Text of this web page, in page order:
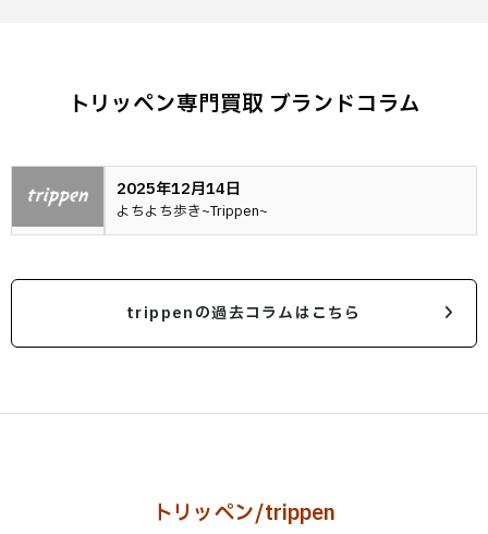
トリッペン専門買取 ブランドコラム
2025年12月14日
よちよち歩き~Trippen~
trippenの過去コラムはこちら
トリッペン/trippen